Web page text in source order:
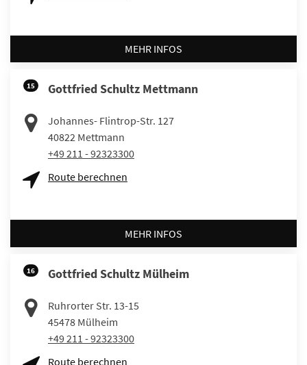
MEHR INFOS
15 Gottfried Schultz Mettmann
Johannes- Flintrop-Str. 127
40822 Mettmann
+49 211 - 92323300
Route berechnen
MEHR INFOS
16 Gottfried Schultz Mülheim
Ruhrorter Str. 13-15
45478 Mülheim
+49 211 - 92323300
Route berechnen